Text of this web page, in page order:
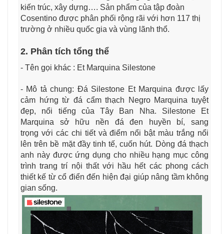
kiến trúc, xây dựng…. Sản phẩm của tập đoàn
Cosentino được phân phối rộng rãi với hơn 117 thị
trường ở nhiều quốc gia và vùng lãnh thổ.
2. Phân tích tổng thể
- Tên gọi khác : Et Marquina Silestone
- Mô tả chung: Đá Silestone Et Marquina được lấy
cảm hứng từ đá cẩm thạch Negro Marquina tuyệt
đẹp, nổi tiếng của Tây Ban Nha. Silestone Et
Marquina sở hữu nền đá đen huyền bí, sang
trọng với các chi tiết và điểm nổi bật màu trắng nổi
lên trên bề mặt đầy tinh tế, cuốn hút. Dòng đá thạch
anh này được ứng dụng cho nhiều hạng mục công
trình trang trí nội thất với hầu hết các phong cách
thiết kế từ cổ điển đến hiện đại giúp nâng tầm không
gian sống.